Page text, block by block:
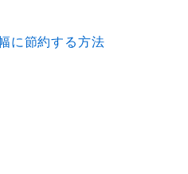
に節約する方法